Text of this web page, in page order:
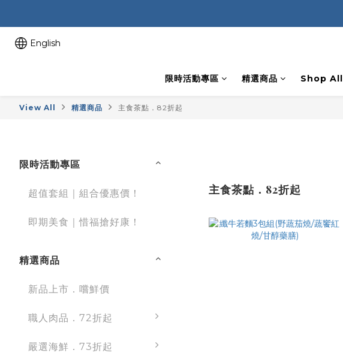
English
限時活動專區 精選商品 Shop All
View All 精選商品 主食茶點．82折起
限時活動專區
超值套組｜組合優惠價！
即期美食｜惜福搶好康！
精選商品
新品上市．嚐鮮價
職人肉品．72折起
嚴選海鮮．73折起
主食茶點．82折起